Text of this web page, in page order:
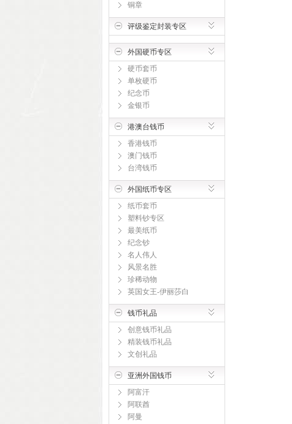
铜章
评级鉴定封装专区
外国硬币专区
硬币套币
单枚硬币
纪念币
金银币
港澳台钱币
香港钱币
澳门钱币
台湾钱币
外国纸币专区
纸币套币
塑料钞专区
最美纸币
纪念钞
名人伟人
风景名胜
珍稀动物
英国女王-伊丽莎白
钱币礼品
创意钱币礼品
精装钱币礼品
文创礼品
亚洲外国钱币
阿富汗
阿联酋
阿曼